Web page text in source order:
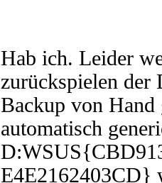
Hab ich. Leider
zurückspielen
Backup von
automatisch
E4E2162403CD}